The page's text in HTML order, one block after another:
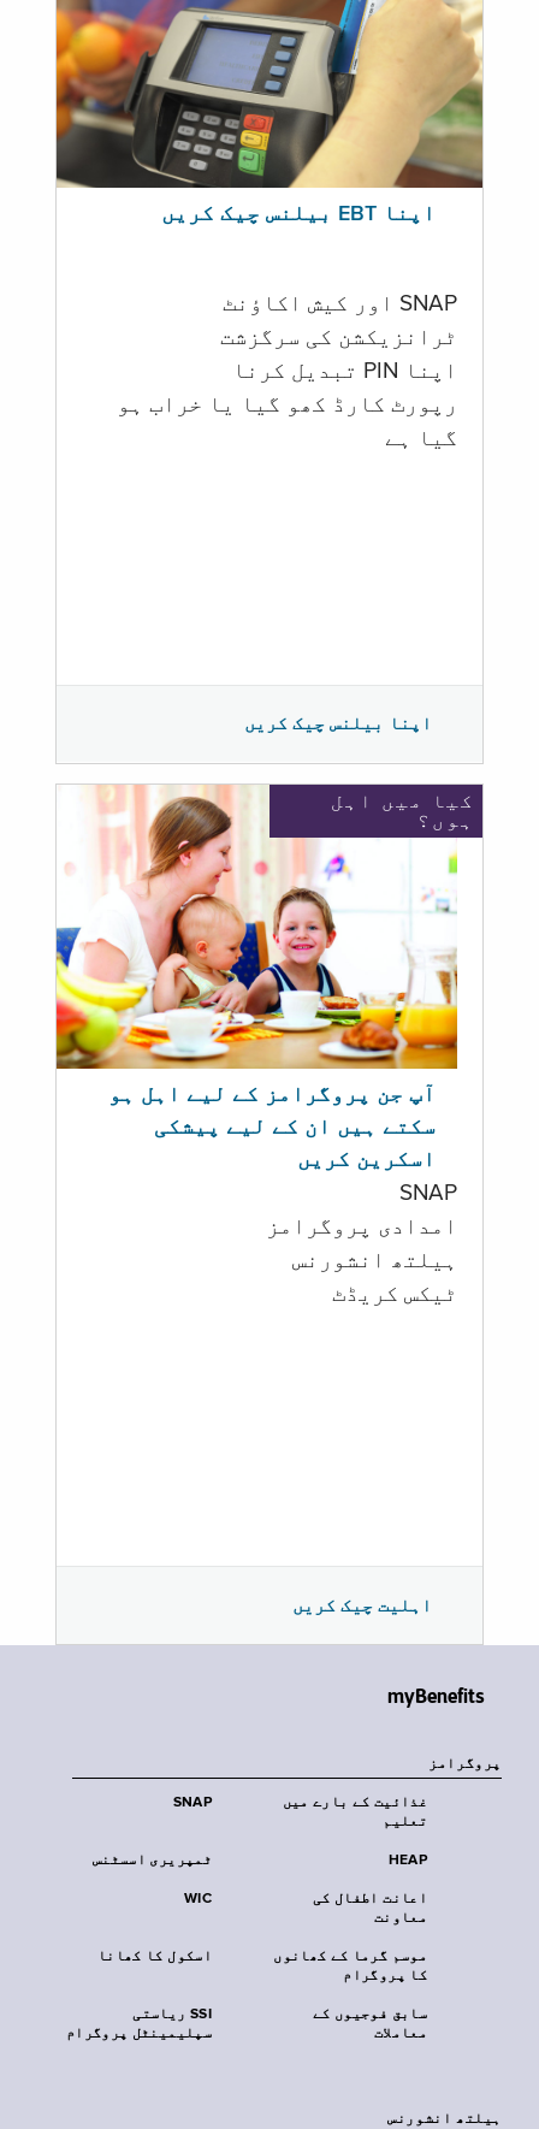
اپنا EBT بیلنس چیک کریں
SNAP اور کیش اکاؤنٹ
ٹرانزیکشن کی سرگزشت
اپنا PIN تبدیل کرنا
رپورٹ کارڈ کھو گیا یا خراب ہو
گيا ہے
اپنا بیلنس چیک کریں
کیا میں اہل
ہوں؟
آپ جن پروگرامز کے لیے اہل ہو
سکتے ہیں ان کے لیے پیشکی
اسکرین کریں
SNAP
امدادی پروگرامز
‏ہیلتھ انشورنس
ٹیکس کریڈٹ
اہلیت چیک کریں
myBenefits
پروگرامز
SNAP
غذائیت کے بارے میں
تعلیم
ٹمپریری اسسٹنس HEAP
WIC
اعانت اطفال کی
معاونت
اسکول کا کھانا
موسم گرما کے کھانوں
کا پروگرام
SSI ریاستی
سپلیمینٹل پروگرام
سابق فوجیوں کے
معاملات
‏ہیلتھ انشورنس